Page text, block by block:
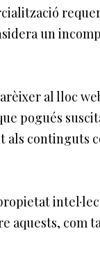
un
al lloc
pogués
continguts
aquests, com